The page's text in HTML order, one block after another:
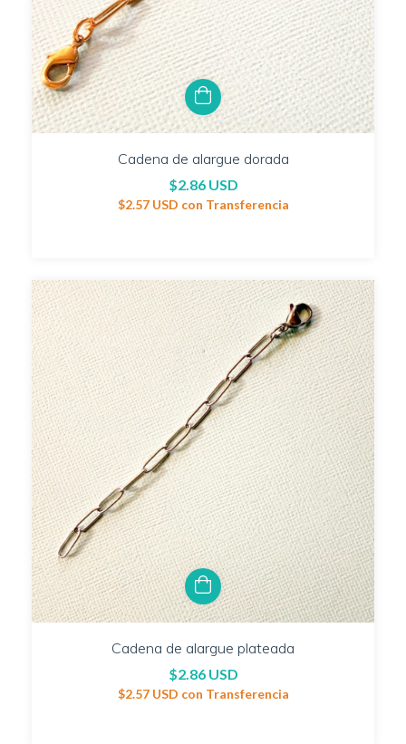
Cadena de alargue dorada
$2.86 USD
$2.57 USD con Transferencia
Cadena de alargue plateada
$2.86 USD
$2.57 USD con Transferencia